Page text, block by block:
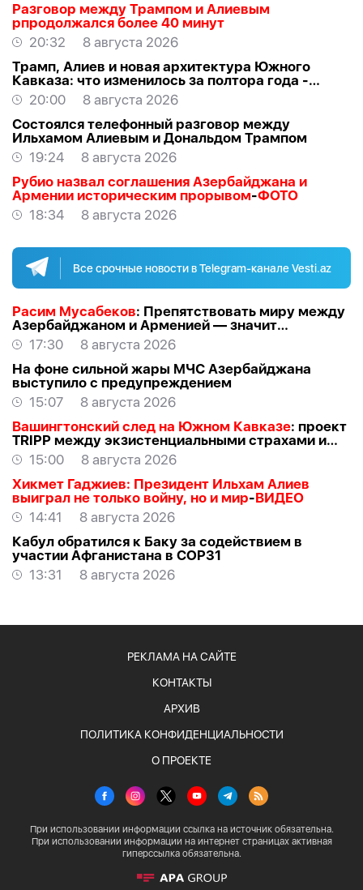
Разговор между Трампом и Алиевым
рпродолжался более 40 минут
20:32
8 августа 2026
Трамп, Алиев и новая архитектура Южного
Кавказа: что изменилось за полтора года -
ВЗГЛЯД
20:00
8 августа 2026
Состоялся телефонный разговор между
Ильхамом Алиевым и Дональдом Трампом
19:24
8 августа 2026
Рубио назвал соглашения Азербайджана и
Армении историческим прорывом-ФОТО
18:34
8 августа 2026
Все срочные новости в Telegram-канале Vesti.az
Расим Мусабеков: Препятствовать миру между
Азербайджаном и Арменией — значит
создавать проблемы самим себе -
17:30
8 августа 2026
На фоне сильной жары МЧС Азербайджана
выступило с предупреждением
15:07
8 августа 2026
Вашингтонский след на Южном Кавказе: проект
TRIPР между экзистенциальными страхами и
прагматичными интересами -
АЛЛАХВЕРАНОВ
15:00
8 августа 2026
Хикмет Гаджиев: Президент Ильхам Алиев
выиграл не только войну, но и мир-ВИДЕО
14:41
8 августа 2026
Кабул обратился к Баку за содействием в
участии Афганистана в COP31
13:31
8 августа 2026
РЕКЛАМА НА САЙТЕ
КОНТАКТЫ
АРХИВ
ПОЛИТИКА КОНФИДЕНЦИАЛЬНОСТИ
О ПРОЕКТЕ
При использовании информации ссылка на источник обязательна.
При использовании информации на интернет страницах активная
гиперссылка обязательна.